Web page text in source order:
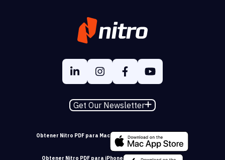
Get Our Newsletter
Obtener Nitro PDF para Mac
Obtener Nitro PDF para iPhone